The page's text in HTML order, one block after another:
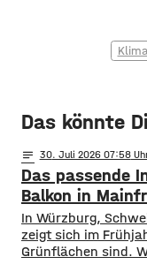
Das könnte
notes 30. Juli 2026 07:58
Das passende
Balkon in
In Würzburg,
zeigt sich im
Grünflächen sind.